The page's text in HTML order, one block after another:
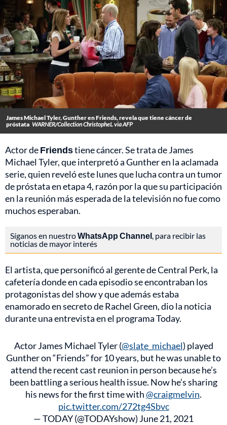
James Michael Tyler, Gunther en Friends, revela que tiene cáncer de
próstata WARNER/Collection ChristopheL via AFP
Actor deFriendstiene cáncer. Se trata de James
Michael Tyler, que interpretó a Gunther en la aclamada
serie, quien reveló este lunes que lucha contra un tumor
de próstata en etapa 4, razón por la que su participación
en la reunión más esperada de la televisión no fue como
muchos esperaban.
Síganos en nuestroWhatsApp Channel, para recibir las
noticias de mayor interés
El artista, que personificó al gerente de Central Perk, la
cafetería donde en cada episodio se encontraban los
protagonistas del show y que además estaba
enamorado en secreto de Rachel Green, dio la noticia
durante una entrevista en el programa Today.
Actor James Michael Tyler (@slate_michael) played
Gunther on “Friends” for 10 years, but he was unable to
attend the recent cast reunion in person because he’s
been battling a serious health issue. Now he’s sharing
his news for the first time with@craigmelvin.
pic.twitter.com/272tg4Sbvc
— TODAY (@TODAYshow) June 21, 2021